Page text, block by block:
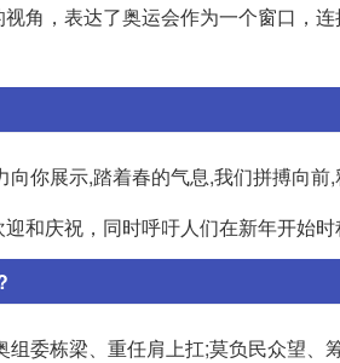
角，表达了奥运会作为一个窗口，
你展示,踏着春的气息,我们拼搏向前
和庆祝，同时呼吁人们在新年开始时
组委栋梁、重任肩上扛;莫负民众望